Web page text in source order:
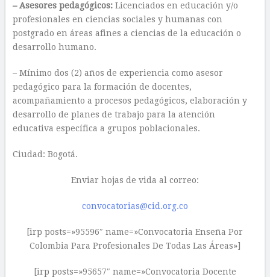
– Asesores pedagógicos: Licenciados en educación y/o
profesionales en ciencias sociales y humanas con
postgrado en áreas afines a ciencias de la educación o
desarrollo humano.
– Mínimo dos (2) años de experiencia como asesor
pedagógico para la formación de docentes,
acompañamiento a procesos pedagógicos, elaboración y
desarrollo de planes de trabajo para la atención
educativa específica a grupos poblacionales.
Ciudad: Bogotá.
Enviar hojas de vida al correo:
convocatorias@cid.org.co
[irp posts=»95596″ name=»Convocatoria Enseña Por
Colombia Para Profesionales De Todas Las Áreas»]
[irp posts=»95657″ name=»Convocatoria Docente